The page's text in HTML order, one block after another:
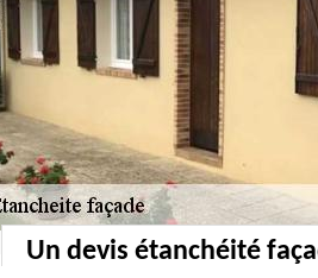
Un devis étanchéité